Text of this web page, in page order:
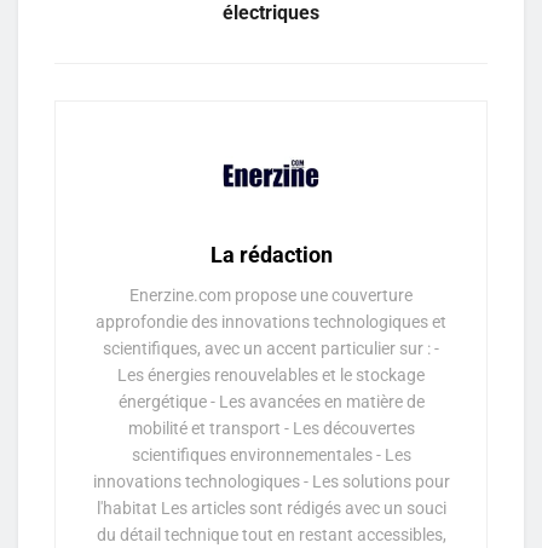
électriques
La rédaction
Enerzine.com propose une couverture
approfondie des innovations technologiques et
scientifiques, avec un accent particulier sur : -
Les énergies renouvelables et le stockage
énergétique - Les avancées en matière de
mobilité et transport - Les découvertes
scientifiques environnementales - Les
innovations technologiques - Les solutions pour
l'habitat Les articles sont rédigés avec un souci
du détail technique tout en restant accessibles,